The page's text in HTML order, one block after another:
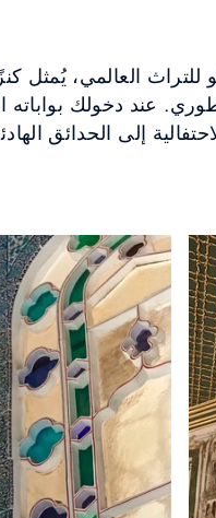
العالمي، يُمثل
عند دخولك بواباته
إلى الحدائق